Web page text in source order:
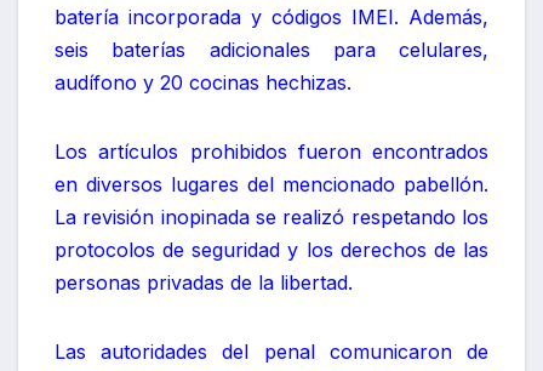
batería incorporada y códigos IMEI. Además,
seis baterías adicionales para celulares,
audífono y 20 cocinas hechizas.
Los artículos prohibidos fueron encontrados
en diversos lugares del mencionado pabellón.
La revisión inopinada se realizó respetando los
protocolos de seguridad y los derechos de las
personas privadas de la libertad.
Las autoridades del penal comunicaron de